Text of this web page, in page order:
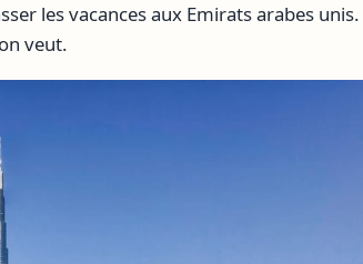
les vacances aux Emirats arabes
veut.